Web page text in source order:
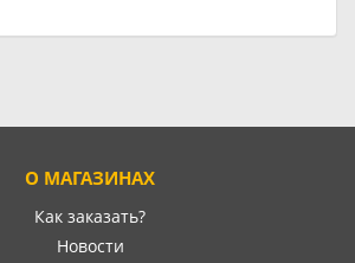
О МАГАЗИНАХ
Как заказать?
Новости